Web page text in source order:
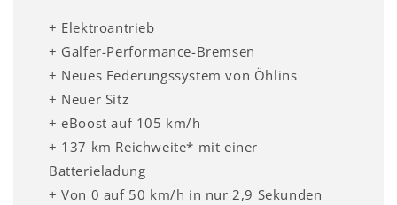
+ Elektroantrieb
+ Galfer-Performance-Bremsen
+ Neues Federungssystem von Öhlins
+ Neuer Sitz
+ eBoost auf 105 km/h
+ 137 km Reichweite* mit einer
Batterieladung
+ Von 0 auf 50 km/h in nur 2,9 Sekunden